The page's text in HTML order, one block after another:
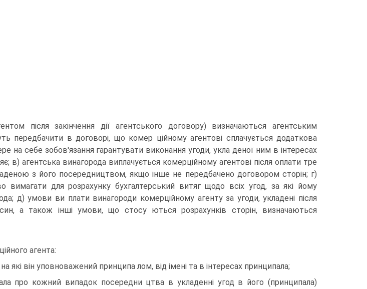
після закінчення дії агентського договору) визначаються агентським
передбачити в договорі, що комер ційному агентові сплачується додаткова
на себе зобов'язання гарантувати виконання угоди, укла деної ним в інтересах
в) агентська винагорода виплачується комерційному агентові після оплати тре
з його посередництвом, якщо інше не передбачено договором сторін; г)
вимагати для розрахунку бухгалтерський витяг щодо всіх угод, за які йому
д) умови ви плати винагороди комерційному агенту за угоди, укладені після
а також інші умови, що стосу ються розрахунків сторін, визначаються
агента:
які він уповноважений принципа лом, від імені та в інтересах принципала;
про кожний випадок посередни цтва в укладенні угод в його (принципала)